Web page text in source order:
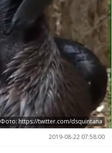
Фото: https://twitter.com/dsquintana
2019-08-22 07:58:00